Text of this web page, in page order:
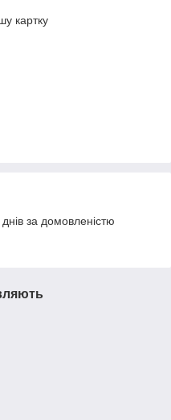
картку
за домовленістю